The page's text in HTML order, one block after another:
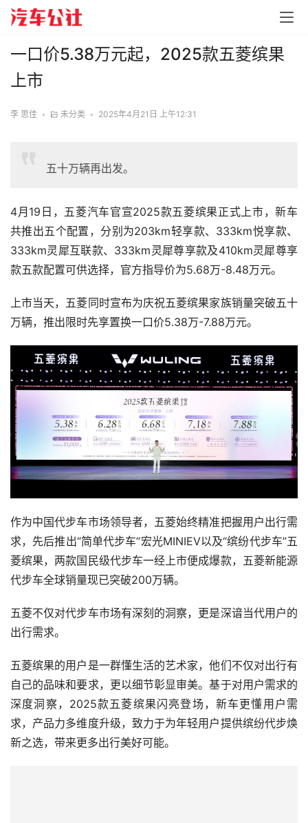
一口价5.38万元起，2025款五菱缤果
上市
李 思佳 • 未分类 • 2025年4月21日 上午12:31
五十万辆再出发。
4月19日，五菱汽车官宣2025款五菱缤果正式上市，新车
共推出五个配置，分别为203km轻享款、333km悦享款、
333km灵犀互联款、333km灵犀尊享款及410km灵犀尊享
款五款配置可供选择，官方指导价为5.68万-8.48万元。
上市当天，五菱同时宣布为庆祝五菱缤果家族销量突破五十
万辆，推出限时先享置换一口价5.38万-7.88万元。
作为中国代步车市场领导者，五菱始终精准把握用户出行需
求，先后推出“简单代步车”宏光MINIEV以及“缤纷代步车”五
菱缤果，两款国民级代步车一经上市便成爆款，五菱新能源
代步车全球销量现已突破200万辆。
五菱不仅对代步车市场有深刻的洞察，更是深谙当代用户的
出行需求。
五菱缤果的用户是一群懂生活的艺术家，他们不仅对出行有
自己的品味和要求，更以细节彰显审美。基于对用户需求的
深度洞察，2025款五菱缤果闪亮登场，新车更懂用户需
求，产品力多维度升级，致力于为年轻用户提供缤纷代步焕
新之选，带来更多出行美好可能。